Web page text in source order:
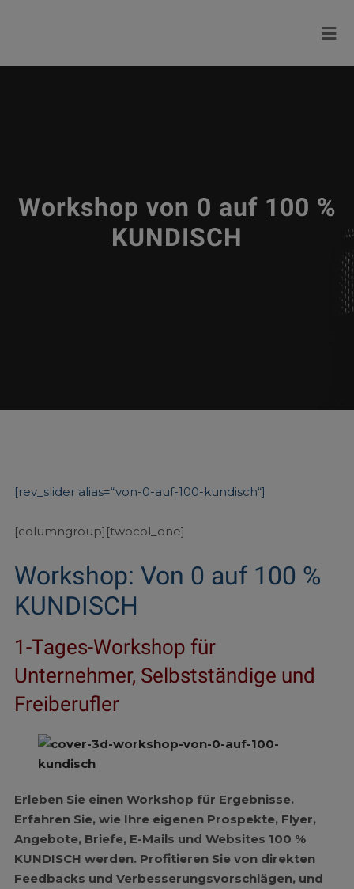
Workshop von 0 auf 100 %
KUNDISCH
[rev_slider alias=“von-0-auf-100-kundisch“]
[columngroup][twocol_one]
Workshop: Von 0 auf 100 %
KUNDISCH
1-Tages-Workshop für
Unternehmer, Selbstständige und
Freiberufler
Erleben Sie einen Workshop für Ergebnisse.
Erfahren Sie, wie Ihre eigenen Prospekte, Flyer,
Angebote, Briefe, E-Mails und Websites 100 %
KUNDISCH werden. Profitieren Sie von direkten
Feedbacks und Verbesserungsvorschlägen, und